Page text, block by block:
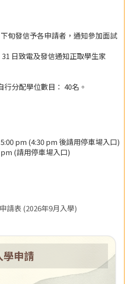
旬發信予各申請者，通知參加面試
31 日致電及發信通知正取學生家
分配學位數目： 40名。
pm (4:30 pm 後請用停車場入口)
(請用停車場入口)
請表 (2026年9月入學)
學申請